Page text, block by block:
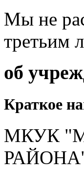
Мы не
третьим
об
Краткое
МКУК